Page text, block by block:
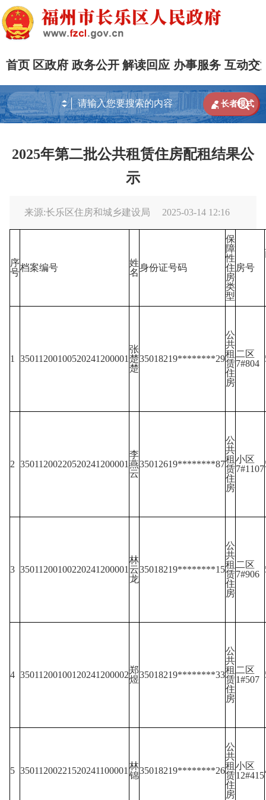
首页 区政府 政务公开 解读回应 办事服务 互动交

 长者模式
2025年第二批公共租赁住房配租结果公
示
来源:长乐区住房和城乡建设局 2025-03-14 12:16
序
号档案编号
姓
名身份证号码
保
障
性
住
房
类
型
房号
1 35011200100520241200001
张
楚
楚
35018219********29
公
共
租
赁
住
房
二区
7#804
2 35011200220520241200001
李
燕
云
35012619********87
公
共
租
赁
住
房
小区
7#1107
3 35011200100220241200001
林
云
龙
35018219********15
公
共
租
赁
住
房
二区
7#906
4 35011200100120241200002郑
煜35018219********33
公
共
租
赁
住
房
二区
1#507
5 35011200221520241100001 林
锦35018219********26
公
共
租
赁
住
房
小区
12#415